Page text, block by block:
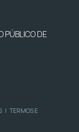
PÚBLICO DE
| TERMOS E